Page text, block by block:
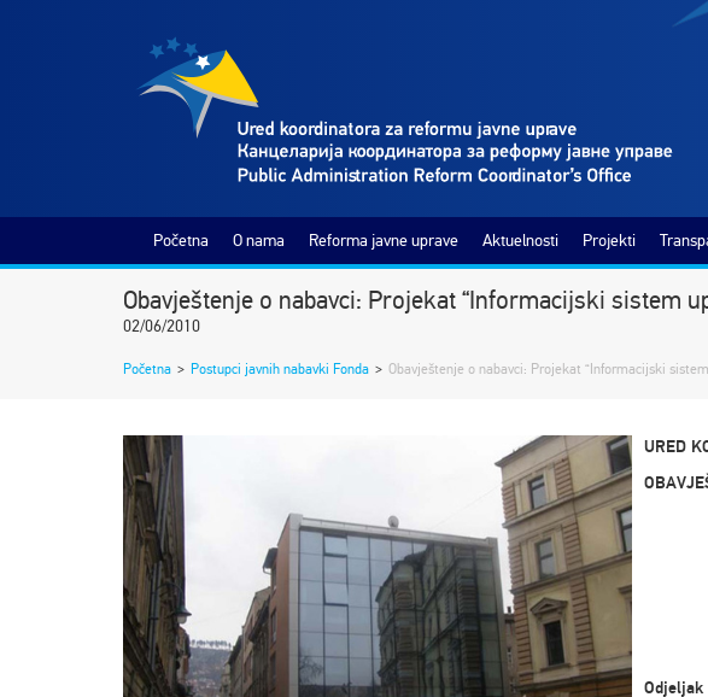
Početna O nama Reforma javne uprave Aktuelnosti Projekti
Obavještenje o nabavci: Projekat “Informacijski sistem
02/06/2010
Početna > Postupci javnih nabavki Fonda > Obavještenje o nabavci: Projekat “Informacijski
URED
Odjeljak